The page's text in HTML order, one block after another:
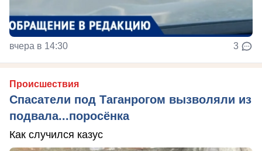
вчера в 14:30 3
Происшествия
Спасатели под Таганрогом вызволяли из
подвала...поросёнка
Как случился казус